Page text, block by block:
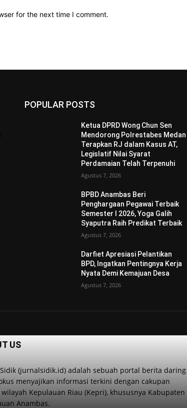
for the next time I comment.
POPULAR POSTS
Ketua DPRD Wong Chun Sen
Mendorong Polrestabes Medan
Terapkan RJ dalam Kasus AT,
Legislatif Nilai Syarat
Perdamaian Telah Terpenuhi
Agustus 7, 2026
BPBD Anambas Beri
Penghargaan Pegawai Terbaik
Semester I 2026, Yoga Galih
Syaputra Raih Predikat Terbaik
Agustus 7, 2026
Darfiet Apresiasi Pelantikan
BPD, Ingatkan Pentingnya Kerja
Nyata Demi Kemajuan Desa
Agustus 7, 2026
US
(jurnalsidik.id) adalah sebuah portal berita daring
menyajikan informasi terkini dengan cakupan
Kepulauan Riau (Kepri), khususnya Kabupaten
Anambas.